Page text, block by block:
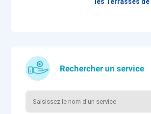
Rechercher un service